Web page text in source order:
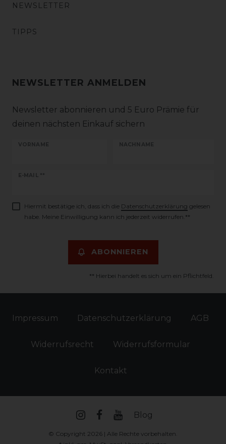
NEWSLETTER
TIPPS
NEWSLETTER ANMELDEN
Newsletter abonnieren und 5 Euro Prämie für
deinen nächsten Einkauf sichern
VORNAME NACHNAME
E-MAIL **
Newsletter
Hiermit bestätige ich, dass ich die Daten­schutz­erklärung gelesen
habe. Meine Einwilligung kann ich jederzeit widerrufen.**
ABONNIEREN
** Hierbei handelt es sich um ein Pflichtfeld.
Impressum Daten­schutz­erklärung AGB
Widerrufs­recht Widerrufs­formular
Kontakt
Blog
© Copyright 2026 | Alle Rechte vorbehalten.